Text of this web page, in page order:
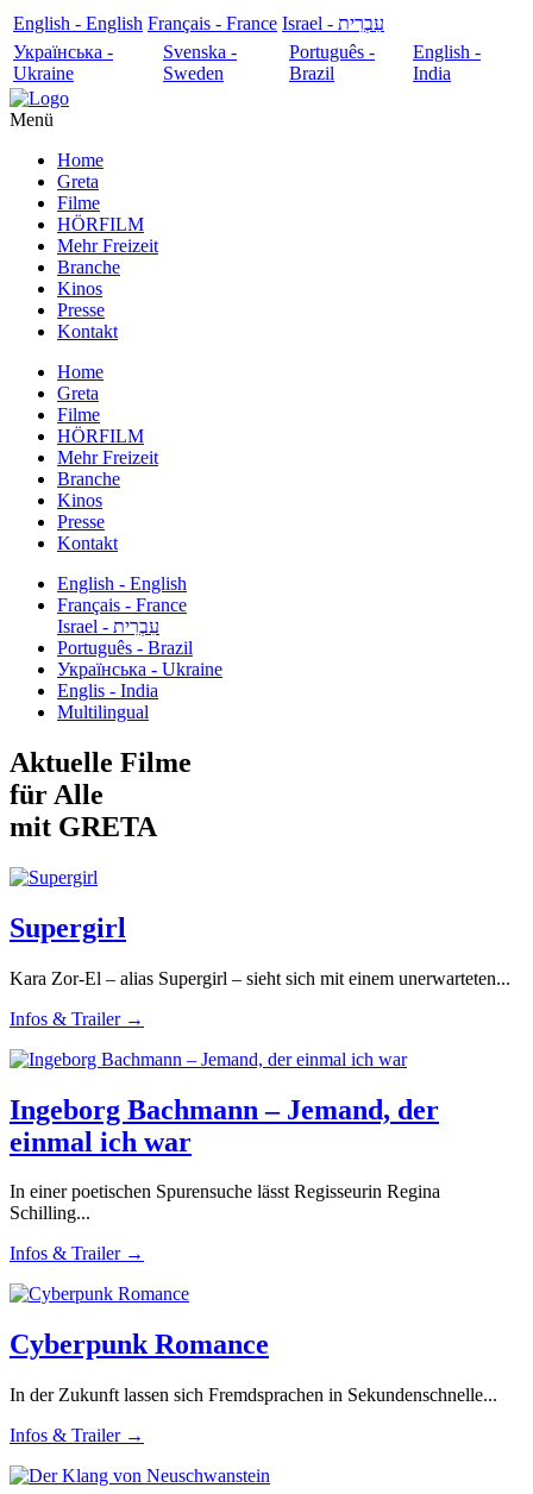
English - English Français - France
עִבְרִית - Israel
Українська -
Ukraine
Svenska -
Sweden
Português -
Brazil
English -
India
Menü
Home
Greta
Filme
HÖRFILM
Mehr Freizeit
Branche
Kinos
Presse
Kontakt
Home
Greta
Filme
HÖRFILM
Mehr Freizeit
Branche
Kinos
Presse
Kontakt
English - English
Français - France
עִבְרִית - Israel
Português - Brazil
Українська - Ukraine
Englis - India
Multilingual
Aktuelle Filme
für Alle
mit GRETA
Supergirl
Kara Zor-El – alias Supergirl – sieht sich mit einem unerwarteten...
Infos & Trailer →
Ingeborg Bachmann – Jemand, der
einmal ich war
In einer poetischen Spurensuche lässt Regisseurin Regina
Schilling...
Infos & Trailer →
Cyberpunk Romance
In der Zukunft lassen sich Fremdsprachen in Sekundenschnelle...
Infos & Trailer →